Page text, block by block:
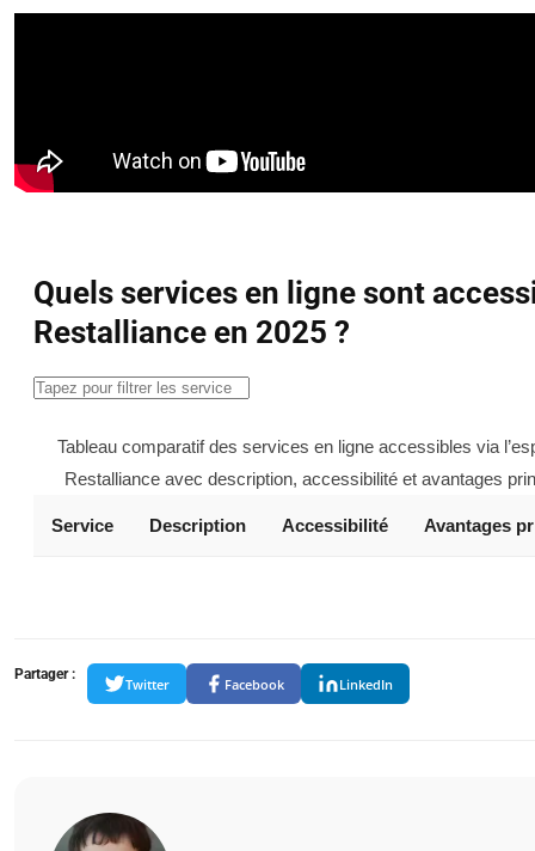
Quels services en ligne sont
Restalliance en 2025 ?
Tableau comparatif des services en ligne accessibles via
Restalliance avec description, accessibilité et avantages
Service Description Accessibilité Avantages
Partager :
Twitter Facebook LinkedIn